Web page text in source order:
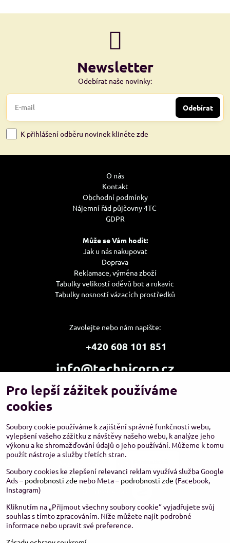
Newsletter
Odebírat naše novinky:
Odebírat
K přihlášení odběru novinek kliněte zde
O nás
Kontakt
Obchodní podmínky
Nájemní řád půjčovny 4TC
GDPR
Může se Vám hodit:
Jak u nás nakupovat
Doprava
Reklamace, výměna zboží
Tabulky velikostí oděvů bot a rukavic
Tabulky nosností vázacích prostředků
Zavolejte nebo nám napište:
+420 608 101 851
info@technicorp.cz
Showroom a výdejní místo:
TECHNICORP ESHOP s.r.o.
Pro lepší zážitek používáme
cookies
Soubory cookie používáme k zajištění správné funkčnosti webu,
vylepšení vašeho zážitku z návštěvy našeho webu, k analýze jeho
výkonu a ke shromažďování údajů o jeho používání. Můžeme k tomu
použít nástroje a služby třetích stran.
Soubory cookies ke zlepšení relevanci reklam využívá služba Google
Ads – podrobnosti zde nebo Meta – podrobnosti zde (Facebook,
Instagram)
Kliknutím na „Přijmout všechny soubory cookie“ vyjadřujete svůj
souhlas s tímto zpracováním. Níže můžete najít podrobné
informace nebo upravit své preference.